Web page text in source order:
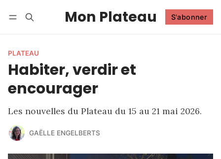
Mon Plateau S'abonner
PLATEAU
Habiter, verdir et
encourager
Les nouvelles du Plateau du 15 au 21 mai 2026.
GAËLLE ENGELBERTS